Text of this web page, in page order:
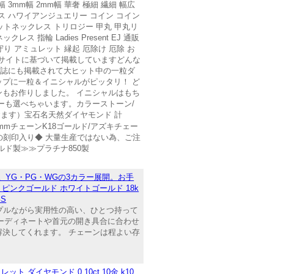
3mm幅 2mm幅 華奢 極細 繊細 幅広
ハワイアンジュエリー コイン コイン
ネックレス トリロジー 甲丸 甲丸リ
クレス 指輪 Ladies Present EJ 通販
アミュレット 縁起 厄除け 厄除 お
トに基づいて掲載していますどんな
にも掲載されて大ヒット中の一粒ダ
に一粒＆イニシャルがピッタリ！ ど
お作りしました。 イニシャルはもち
も選べちゃいます。カラーストーン/
す）宝石名天然ダイヤモンド 計
チェーンK18ゴールド/アズキチェー
印入り◆ 大量生産ではない為、ご注
ド製≫≫プラチナ850製
YG・PG・WGの3カラー展開。お手
ンクゴールド ホワイトゴールド 18k
ながら実用性の高い、ひとつ持って
ィネートや首元の開き具合に合わせ
してくれます。 チェーンは程よい存
ット ダイヤモンド 0.10ct 10金 k10